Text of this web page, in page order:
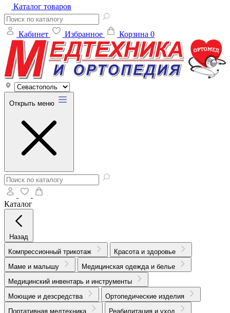
Каталог товаров
Кабинет Избранное Корзина 0
Открыть меню
Каталог
Назад
Компрессионный трикотаж
Красота и здоровье
Маме и малышу
Медицинская одежда и белье
Медицинский инвентарь и инструменты
Моющие и дезсредства
Ортопедические изделия
Портативная медтехника
Реабилитация и уход